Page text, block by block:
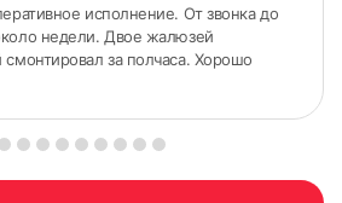
исполнение. От звонка до
недели. Двое жалюзей
смонтировал за полчаса. Хорошо